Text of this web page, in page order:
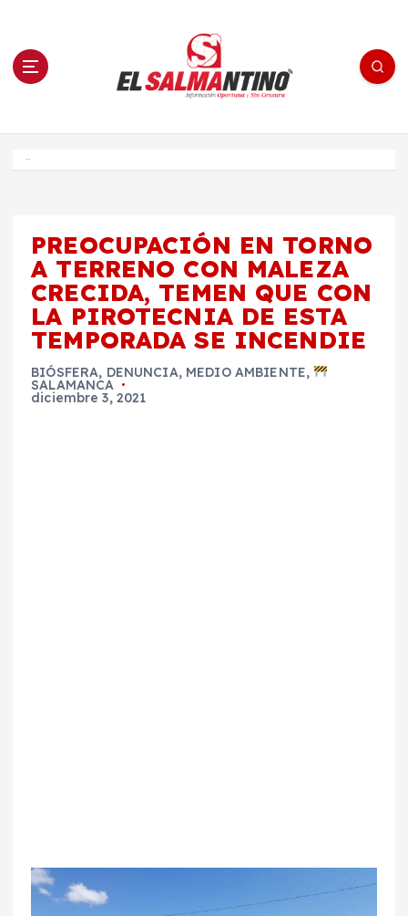
n El Salmantino - medios/noticias/editorial
PREOCUPACIÓN EN TORNO
A TERRENO CON MALEZA
CRECIDA, TEMEN QUE CON
LA PIROTECNIA DE ESTA
TEMPORADA SE INCENDIE
BIÓSFERA, DENUNCIA, MEDIO AMBIENTE,
SALAMANCA
diciembre 3, 2021